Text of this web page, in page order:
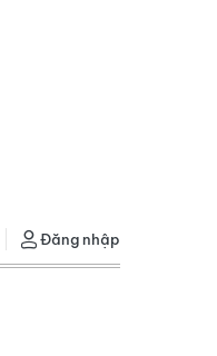
Đăng nhập